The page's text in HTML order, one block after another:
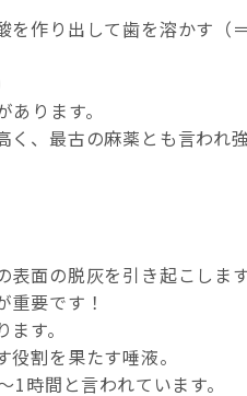
作り出して歯を溶かす（
ります。
、最古の麻薬とも言われ
面の脱灰を引き起こします
重要です！
す。
割を果たす唾液。
時間と言われています。